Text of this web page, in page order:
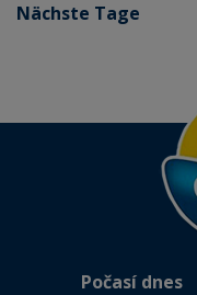
Nächste Tage
Počasí dnes